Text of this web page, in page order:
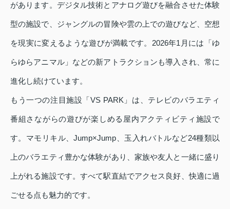
があります。デジタル技術とアナログ遊びを融合させた体験
型の施設で、ジャングルの冒険や雲の上での遊びなど、空想
を現実に変えるような遊びが満載です。2026年1月には「ゆ
らゆらアニマル」などの新アトラクションも導入され、常に
進化し続けています。
もう一つの注目施設「VS PARK」は、テレビのバラエティ
番組さながらの遊びが楽しめる屋内アクティビティ施設で
す。マモリキル、Jump×Jump、玉入れバトルなど24種類以
上のバラエティ豊かな体験があり、家族や友人と一緒に盛り
上がれる施設です。すべて駅直結でアクセス良好、快適に過
ごせる点も魅力的です。